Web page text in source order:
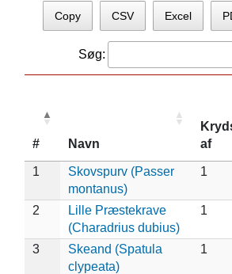
Copy CSV Excel
Søg:
# Navn
af
1
Skovspurv (Passer
montanus)
1
2
Lille Præstekrave
(Charadrius dubius)
1
3
Skeand (Spatula
clypeata)
1